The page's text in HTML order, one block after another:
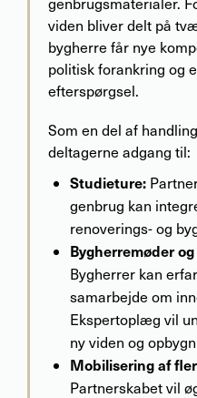
viden bliver delt på
bygherre får nye
politisk forankring og
efterspørgsel.
Som en del af
deltagerne adgang til:
Studieture:
genbrug kan
renoverings- og
Bygherremøder
Bygherrer kan
samarbejde om
Ekspertoplæg vil
ny viden og
Mobilisering af
Partnerskabet vil